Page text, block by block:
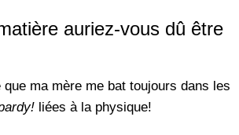
auriez-vous dû être
que ma mère me bat toujours dans les
liées à la physique!